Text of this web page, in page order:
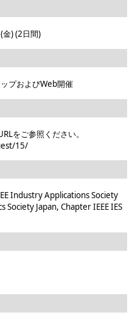
) (2日間)
プおよびWeb開催
をご参照ください。
15/
Industry Applications Society
Society Japan, Chapter IEEE IES